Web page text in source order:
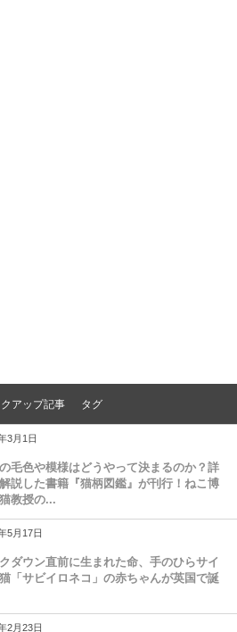
クアップ記事 タグ
3月1日
毛色や模様はどうやって決まるのか？詳
説した書籍『猫柄図鑑』が刊行！ねこ博
教授の...
5月17日
ダウン直前に生まれた命、手のひらサイ
「サビイロネコ」の赤ちゃんが英国で誕
2月23日